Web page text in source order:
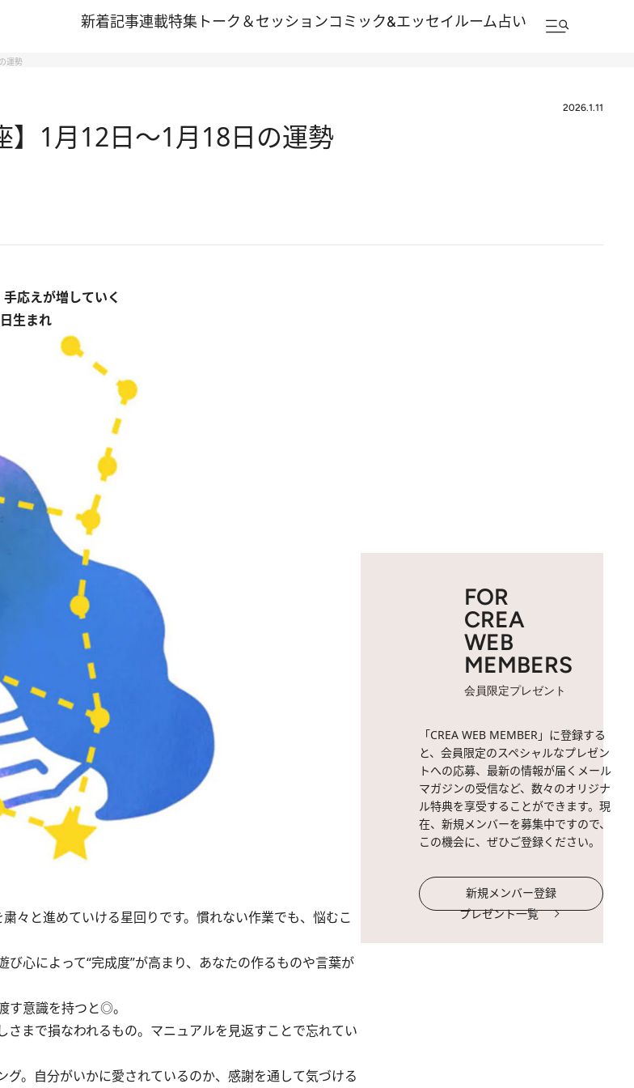
新着記事連載特集 トーク＆セッションコミック&エッセイルーム占い
運勢
2026.1.11
】1月12日～1月18日の運勢
手応えが増していく
生まれ
々と進めていける星回りです。慣れない作業でも、悩むこ
心によって“完成度”が高まり、あなたの作るものや言葉が
す意識を持つと◎。
まで損なわれるもの。マニュアルを見返すことで忘れてい
。自分がいかに愛されているのか、感謝を通して気づける
FOR
CREA
WEB
MEMBERS
会員限定プレゼント
「CREA WEB MEMBER」に登録する
と、会員限定のスペシャルなプレゼン
トへの応募、最新の情報が届くメール
マガジンの受信など、数々のオリジナ
ル特典を享受することができます。現
在、新規メンバーを募集中ですので、
この機会に、ぜひご登録ください。
新規メンバー登録
プレゼント一覧